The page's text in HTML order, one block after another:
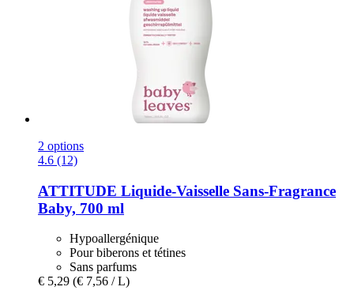
2 options
4.6 (12)
ATTITUDE Liquide-​Vaisselle Sans-​Fragrance
Baby, 700 ml
Hypoallergénique
Pour biberons et tétines
Sans parfums
€ 5,29 (€ 7,56 / L)